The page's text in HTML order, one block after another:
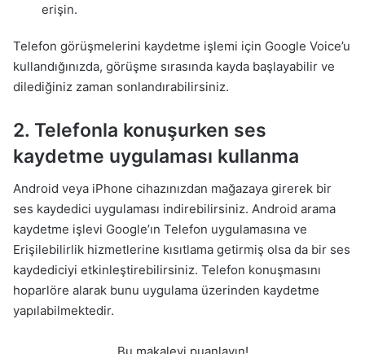
erişin.
Telefon görüşmelerini kaydetme işlemi için Google Voice’u
kullandığınızda, görüşme sırasında kayda başlayabilir ve
dilediğiniz zaman sonlandırabilirsiniz.
2. Telefonla konuşurken ses
kaydetme uygulaması kullanma
Android veya iPhone cihazınızdan mağazaya girerek bir
ses kaydedici uygulaması indirebilirsiniz. Android arama
kaydetme işlevi Google’ın Telefon uygulamasına ve
Erişilebilirlik hizmetlerine kısıtlama getirmiş olsa da bir ses
kaydediciyi etkinleştirebilirsiniz. Telefon konuşmasını
hoparlöre alarak bunu uygulama üzerinden kaydetme
yapılabilmektedir.